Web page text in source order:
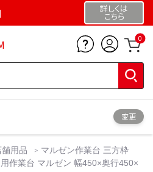
詳しくは
こちら
0
変更
舗用品
マルゼン作業台 三方枠
作業台 マルゼン 幅450×奥行450×